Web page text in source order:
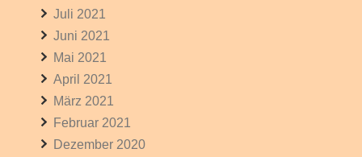
Juli 2021
Juni 2021
Mai 2021
April 2021
März 2021
Februar 2021
Dezember 2020